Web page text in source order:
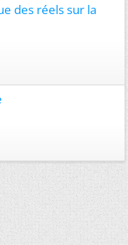
des réels sur la